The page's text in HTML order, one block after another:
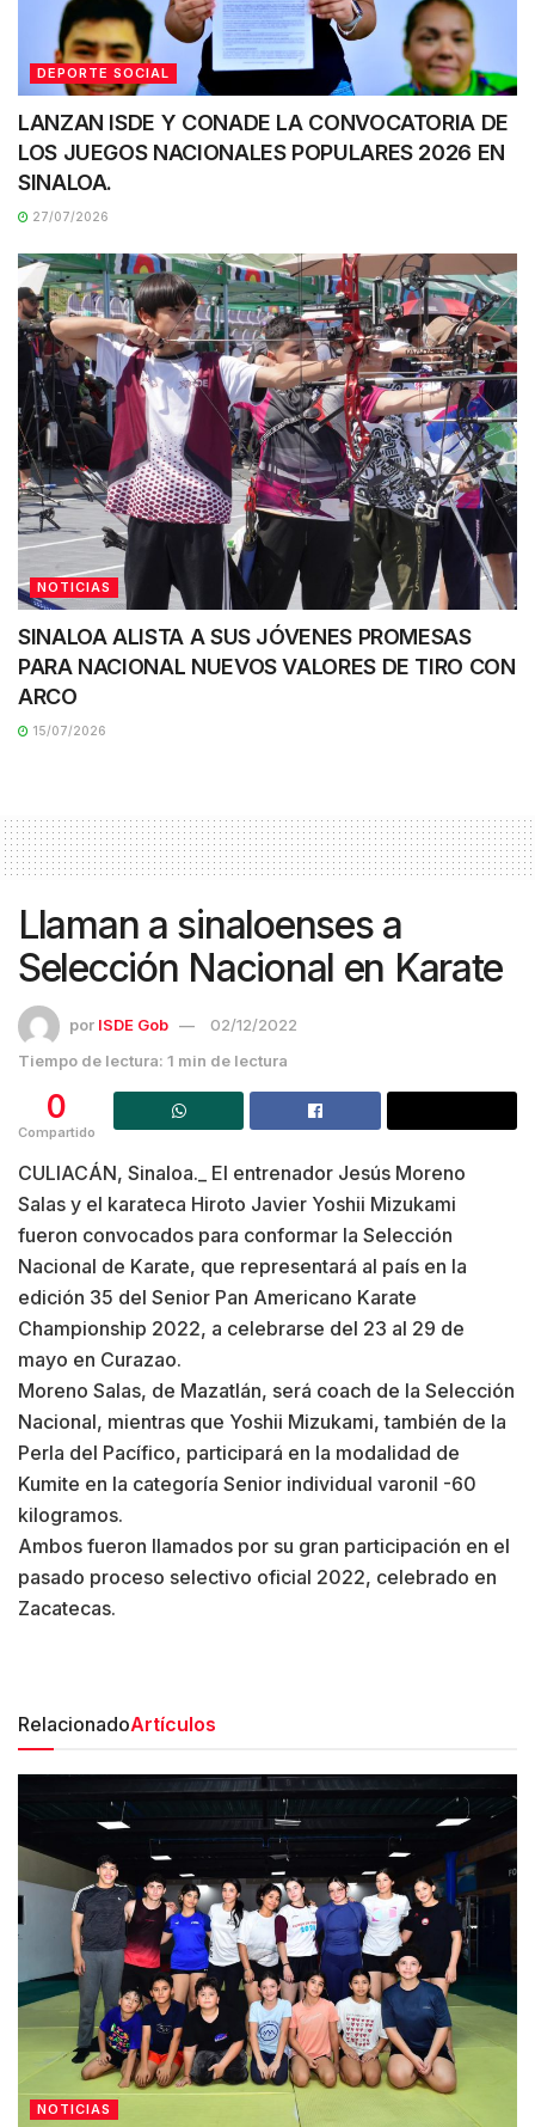
DEPORTE SOCIAL
LANZAN ISDE Y CONADE LA CONVOCATORIA DE
LOS JUEGOS NACIONALES POPULARES 2026 EN
SINALOA.
27/07/2026
NOTICIAS
SINALOA ALISTA A SUS JÓVENES PROMESAS
PARA NACIONAL NUEVOS VALORES DE TIRO CON
ARCO
15/07/2026
Llaman a sinaloenses a
Selección Nacional en Karate
por ISDE Gob
02/12/2022
Tiempo de lectura: 1 min de lectura
0
Compartido
CULIACÁN, Sinaloa._ El entrenador Jesús Moreno
Salas y el karateca Hiroto Javier Yoshii Mizukami
fueron convocados para conformar la Selección
Nacional de Karate, que representará al país en la
edición 35 del Senior Pan Americano Karate
Championship 2022, a celebrarse del 23 al 29 de
mayo en Curazao.
Moreno Salas, de Mazatlán, será coach de la Selección
Nacional, mientras que Yoshii Mizukami, también de la
Perla del Pacífico, participará en la modalidad de
Kumite en la categoría Senior individual varonil -60
kilogramos.
Ambos fueron llamados por su gran participación en el
pasado proceso selectivo oficial 2022, celebrado en
Zacatecas.
RelacionadoArtículos
NOTICIAS